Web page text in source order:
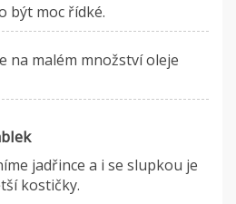
být moc řídké.
na malém množství oleje
jadřince a i se slupkou je
kostičky.